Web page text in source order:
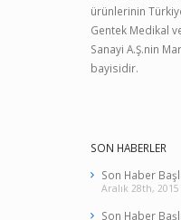
ürünlerinin
Gentek Medikal
Sanayi A.Ş.nin
bayisidir.
SON HABERLER
Son Haber
Aralık 28th, 2015
Son Haber